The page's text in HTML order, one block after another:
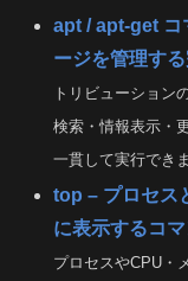
apt / apt-get
ージを管理す
トリビューション
検索・情報表示・
一貫して実行でき
top – プロセス
に表示するコ
プロセスやCPU・